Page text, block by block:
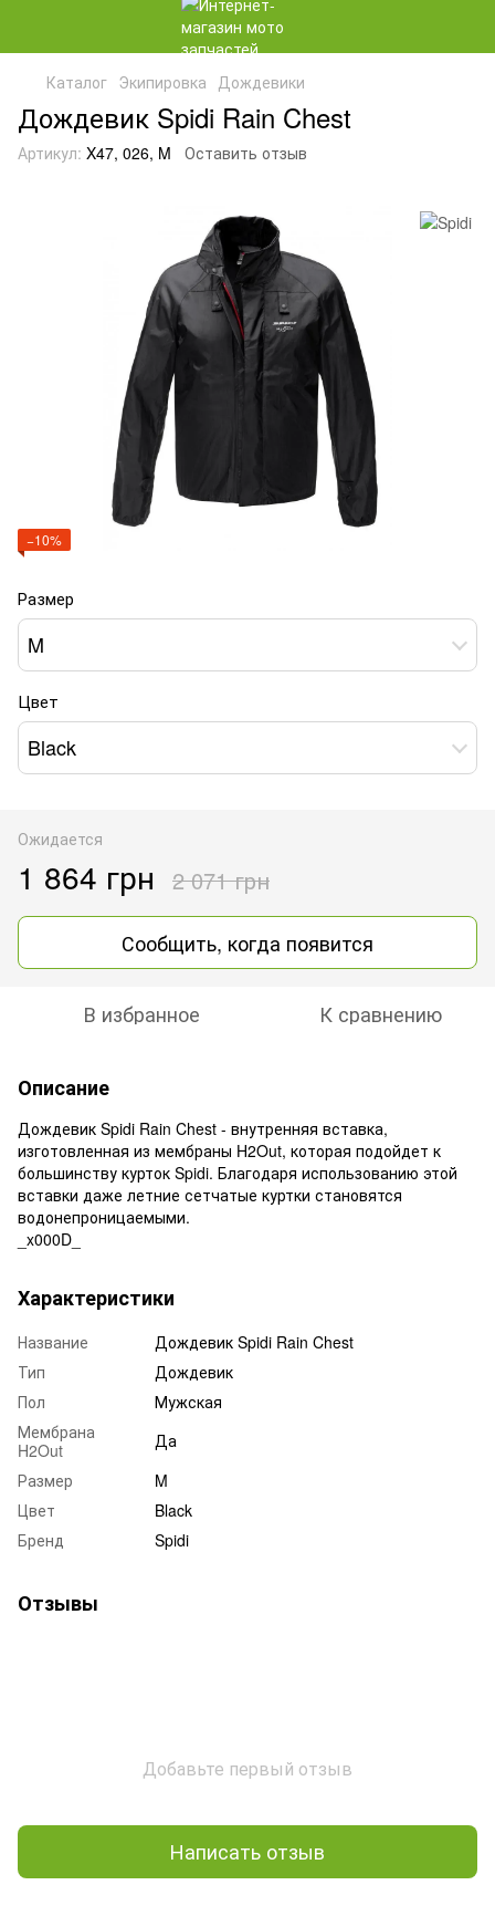
Каталог Экипировка Дождевики
Дождевик Spidi Rain Chest
Артикул: X47, 026, M Оставить отзыв
−10%
Размер
M
Цвет
Black
Ожидается
1 864 грн 2 071 грн
Сообщить, когда появится
В избранное К сравнению
Описание
Дождевик Spidi Rain Chest - внутренняя вставка,
изготовленная из мембраны H2Out, которая подойдет к
большинству курток Spidi. Благодаря использованию этой
вставки даже летние сетчатые куртки становятся
водонепроницаемыми.
_x000D_
Характеристики
Название
Дождевик Spidi Rain Chest
Тип
Дождевик
Пол
Мужская
Мембрана
H2Out
Да
Размер
M
Цвет
Black
Бренд
Spidi
Отзывы
Добавьте первый отзыв
Написать отзыв